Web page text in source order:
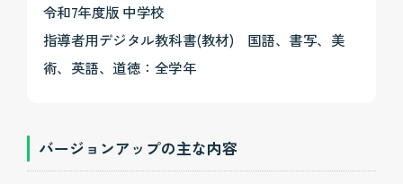
令和7年度版 中学校
指導者用デジタル教科書(教材) 国語、書写、美
術、英語、道徳：全学年
バージョンアップの主な内容